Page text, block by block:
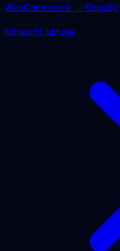
WooCommerce → Shopify.
Sprawdź usługę